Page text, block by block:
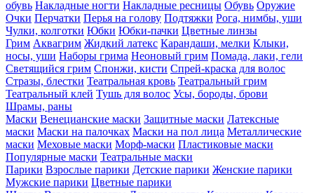
обувь Накладные ногти Накладные ресницы Обувь Оружие
Очки Перчатки Перья на голову Подтяжки Рога, нимбы, уши
Чулки, колготки Юбки Юбки-пачки Цветные линзы
Грим Аквагрим Жидкий латекс Карандаши, мелки Клыки,
носы, уши Наборы грима Неоновый грим Помада, лаки, гели
Светящийся грим Спонжи, кисти Спрей-краска для волос
Стразы, блестки Театральная кровь Театральный грим
Театральный клей Тушь для волос Усы, бороды, брови
Шрамы, раны
Маски Венецианские маски Защитные маски Латексные
маски Маски на палочках Маски на пол лица Металлические
маски Меховые маски Морф-маски Пластиковые маски
Популярные маски Театральные маски
Парики Взрослые парики Детские парики Женские парики
Мужские парики Цветные парики